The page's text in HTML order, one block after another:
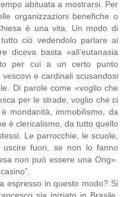
abituata a mostrarsi. Per
organizzazioni benefiche o
è una vita. Un modo di
ciò vedendolo parlare ai
diceva basta «all’eutanasia
per cui a un certo punto
e cardinali scusandosi
Di parole come «voglio che
per le strade, voglio che ci
mondanità, immobilismo, da
è clericalismo, da tutto quello
Le parrocchie, le scuole,
fuori, se non lo fanno
non può essere una Ong».
espresso in questo modo? Si